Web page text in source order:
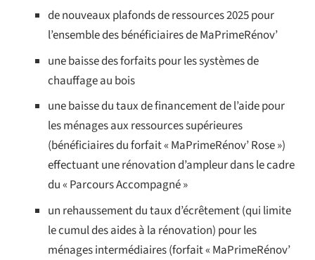
de nouveaux plafonds de ressources 2025 pour
l’ensemble des bénéficiaires de MaPrimeRénov’
une baisse des forfaits pour les systèmes de
chauffage au bois
une baisse du taux de financement de l’aide pour
les ménages aux ressources supérieures
(bénéficiaires du forfait « MaPrimeRénov’ Rose »)
effectuant une rénovation d’ampleur dans le cadre
du « Parcours Accompagné »
un rehaussement du taux d’écrêtement (qui limite
le cumul des aides à la rénovation) pour les
ménages intermédiaires (forfait « MaPrimeRénov’